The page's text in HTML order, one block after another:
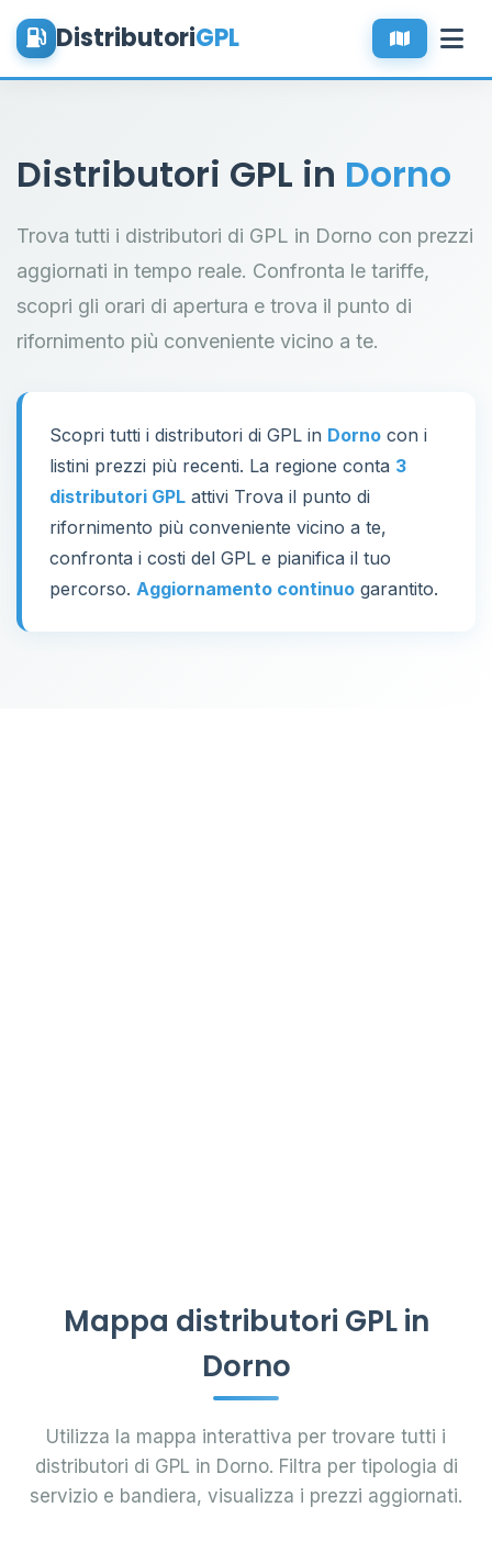
DistributoriGPL
Distributori GPL in Dorno
Trova tutti i distributori di GPL in Dorno con prezzi
aggiornati in tempo reale. Confronta le tariffe,
scopri gli orari di apertura e trova il punto di
rifornimento più conveniente vicino a te.
Scopri tutti i distributori di GPL in Dorno con i
listini prezzi più recenti. La regione conta 3
distributori GPL attivi Trova il punto di
rifornimento più conveniente vicino a te,
confronta i costi del GPL e pianifica il tuo
percorso. Aggiornamento continuo garantito.
Mappa distributori GPL in
Dorno
Utilizza la mappa interattiva per trovare tutti i
distributori di GPL in Dorno. Filtra per tipologia di
servizio e bandiera, visualizza i prezzi aggiornati.